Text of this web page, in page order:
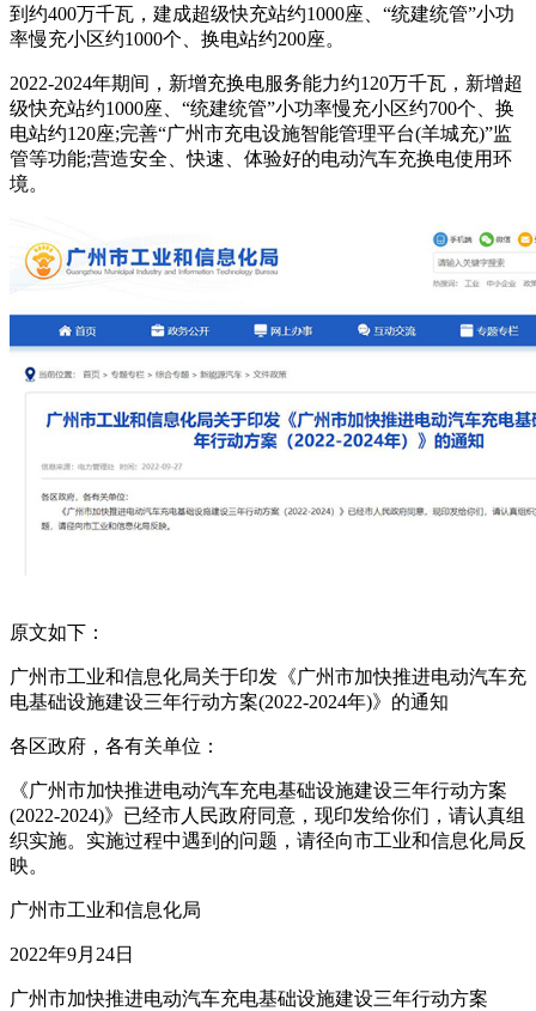
到约400万千瓦，建成超级快充站约1000座、“统建统管”小功
率慢充小区约1000个、换电站约200座。
2022-2024年期间，新增充换电服务能力约120万千瓦，新增超
级快充站约1000座、“统建统管”小功率慢充小区约700个、换
电站约120座;完善“广州市充电设施智能管理平台(羊城充)”监
管等功能;营造安全、快速、体验好的电动汽车充换电使用环
境。
原文如下：
广州市工业和信息化局关于印发《广州市加快推进电动汽车充
电基础设施建设三年行动方案(2022-2024年)》的通知
各区政府，各有关单位：
《广州市加快推进电动汽车充电基础设施建设三年行动方案
(2022-2024)》已经市人民政府同意，现印发给你们，请认真组
织实施。实施过程中遇到的问题，请径向市工业和信息化局反
映。
广州市工业和信息化局
2022年9月24日
广州市加快推进电动汽车充电基础设施建设三年行动方案